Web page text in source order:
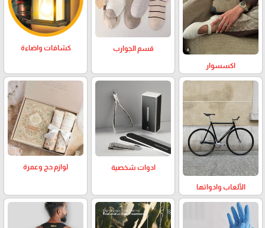
اكسسوار
قسم الجوارب كشافات واضاءة
الألعاب وادواتها
ادوات شخصية لوازم حج وعمرة